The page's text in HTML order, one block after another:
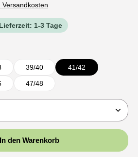
Versandkosten
1-3 Tage
39/40 41/42
47/48
den gewünschten Wert ein
In den Warenkorb